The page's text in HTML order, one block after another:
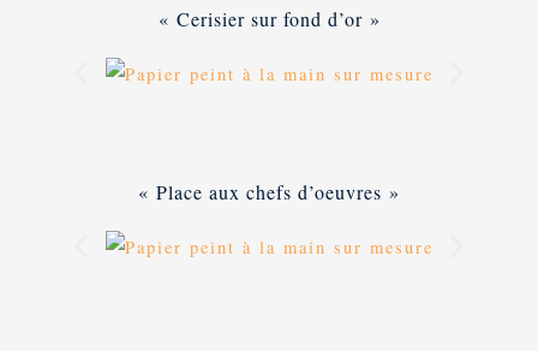
« Cerisier sur fond d’or »
« Place aux chefs d’oeuvres »